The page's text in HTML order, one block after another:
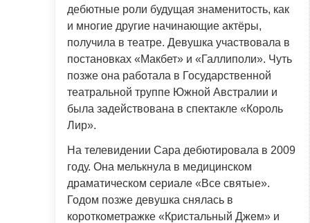
дебютные роли будущая знаменитость, как
и многие другие начинающие актёры,
получила в театре. Девушка участвовала в
постановках «Макбет» и «Галлиполи». Чуть
позже она работала в Государственной
театральной труппе Южной Австралии и
была задействована в спектакле «Король
Лир».
На телевидении Сара дебютировала в 2009
году. Она мелькнула в медицинском
драматическом сериале «Все святые».
Годом позже девушка снялась в
короткометражке «Кристальный Джем» и